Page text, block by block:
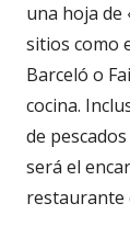
una hoja de
sitios como
Barceló o
cocina.
de
será el
restaurante